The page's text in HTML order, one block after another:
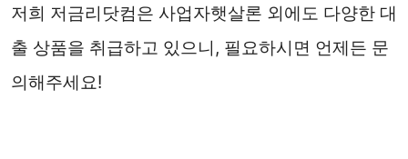
저희 저금리닷컴은 사업자햇살론 외에도 다양한 대
출 상품을 취급하고 있으니, 필요하시면 언제든 문
의해주세요!